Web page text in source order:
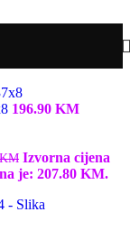
196.90 KM
KM Izvorna cijena
je: 207.80 KM.